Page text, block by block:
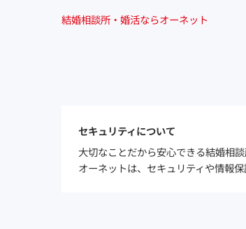
結婚相談所・婚活ならオーネット
セキュリティについて
大切なことだから安心できる結婚相談
オーネットは、セキュリティや情報